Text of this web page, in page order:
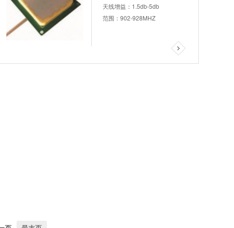
天线增益：1.5db-5db
范围：902-928MHZ